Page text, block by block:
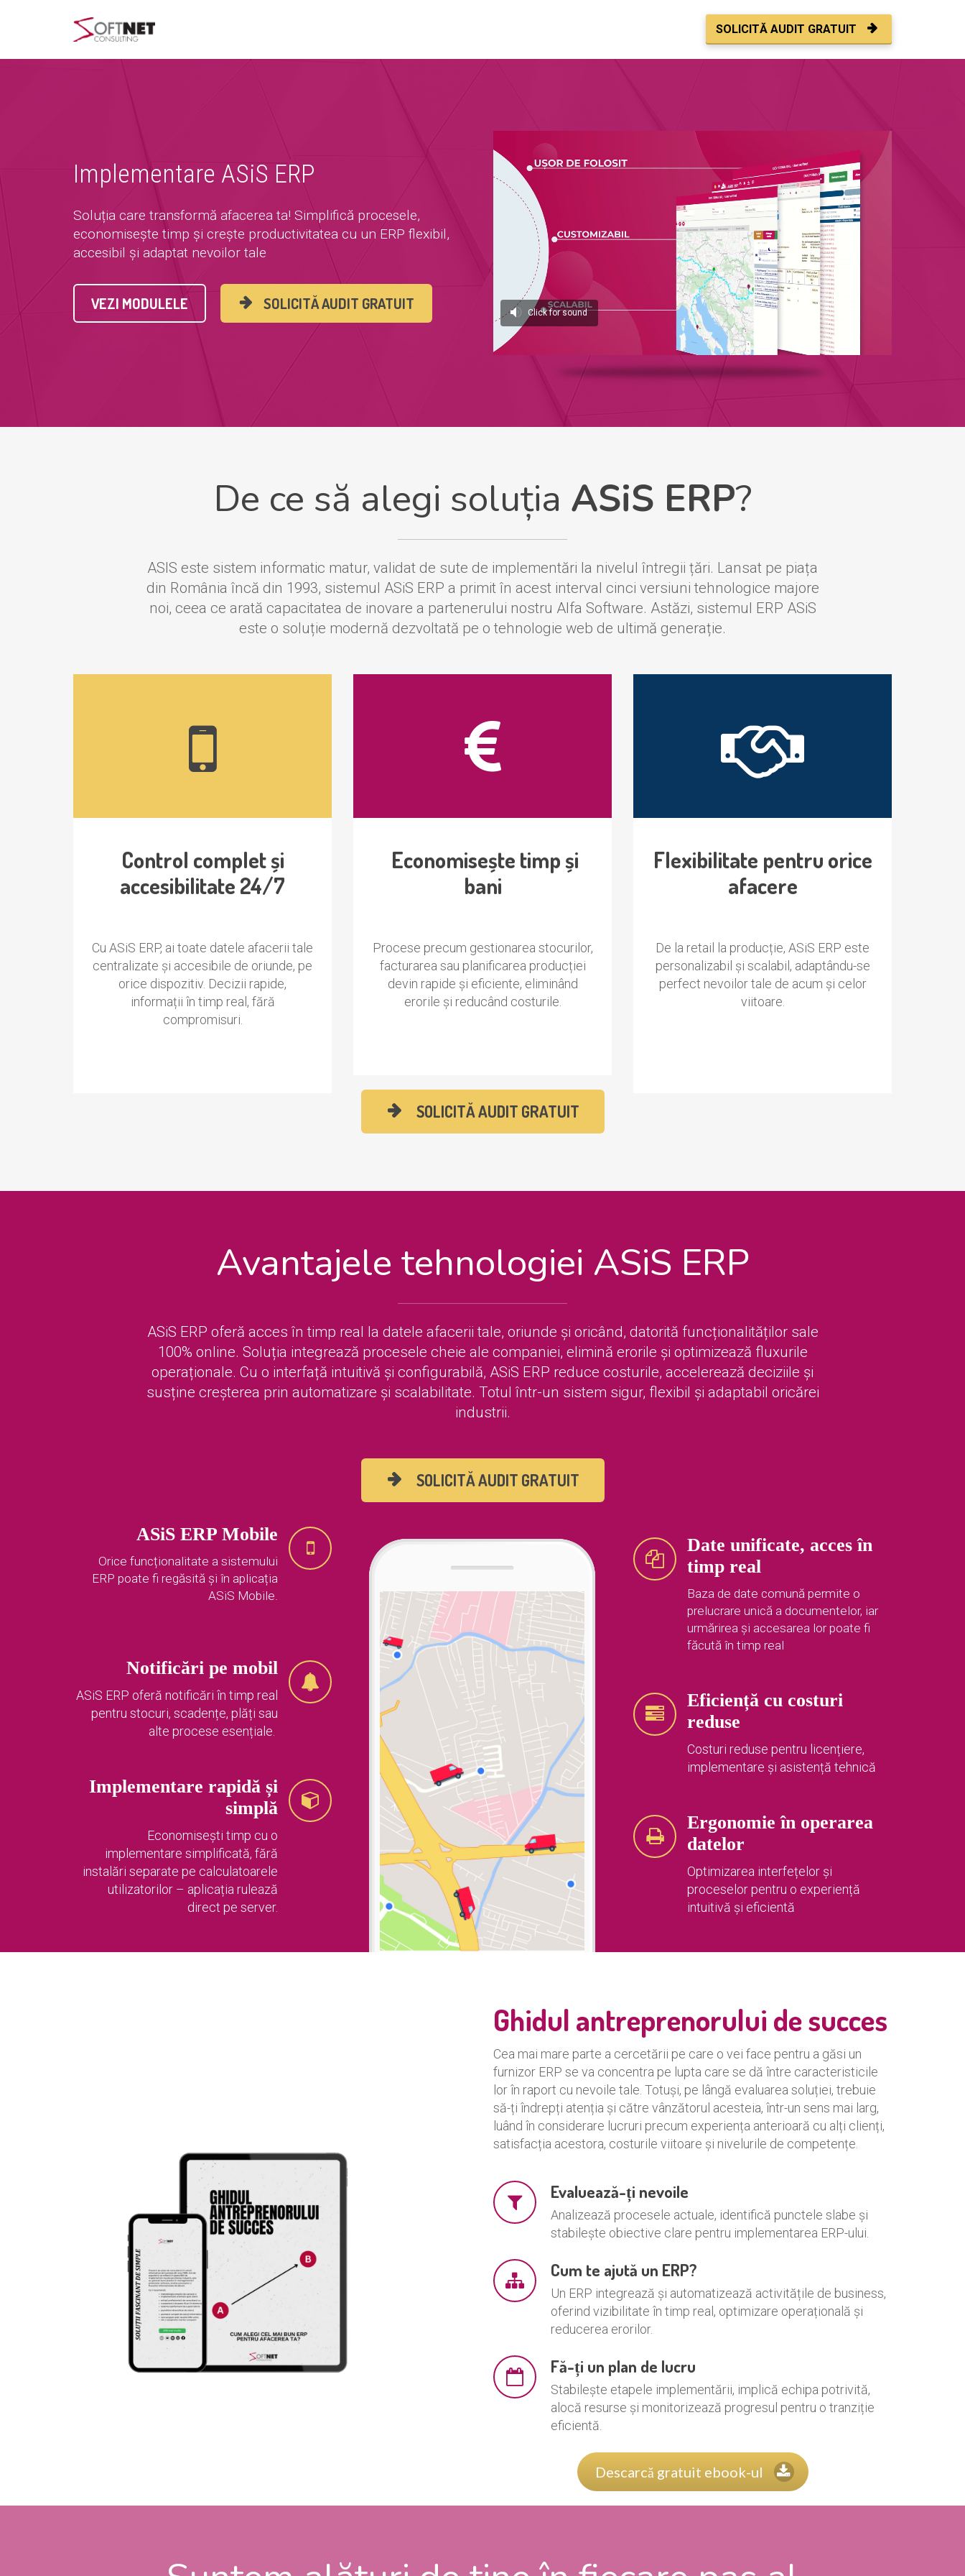
SOLICITĂ AUDIT GRATUIT
Implementare ASiS ERP
Soluția care transformă afacerea ta! Simplifică procesele,
economisește timp și crește productivitatea cu un ERP flexibil,
accesibil și adaptat nevoilor tale
VEZI MODULELE SOLICITĂ AUDIT GRATUIT
De ce să alegi soluția ASiS ERP?
ASIS este sistem informatic matur, validat de sute de implementări la nivelul întregii țări. Lansat pe piața
din România încă din 1993, sistemul ASiS ERP a primit în acest interval cinci versiuni tehnologice majore
noi, ceea ce arată capacitatea de inovare a partenerului nostru Alfa Software. Astăzi, sistemul ERP ASiS
este o soluție modernă dezvoltată pe o tehnologie web de ultimă generație.
Control complet și
accesibilitate 24/7
Cu ASiS ERP, ai toate datele afacerii tale
centralizate și accesibile de oriunde, pe
orice dispozitiv. Decizii rapide,
informații în timp real, fără
compromisuri.
Economisește timp și
bani
Procese precum gestionarea stocurilor,
facturarea sau planificarea producției
devin rapide și eficiente, eliminând
erorile și reducând costurile.
SOLICITĂ AUDIT GRATUIT
Flexibilitate pentru orice
afacere
De la retail la producție, ASiS ERP este
personalizabil și scalabil, adaptându-se
perfect nevoilor tale de acum și celor
viitoare.
Avantajele tehnologiei ASiS ERP
ASiS ERP oferă acces în timp real la datele afacerii tale, oriunde și oricând, datorită funcționalităților sale
100% online. Soluția integrează procesele cheie ale companiei, elimină erorile și optimizează fluxurile
operaționale. Cu o interfață intuitivă și configurabilă, ASiS ERP reduce costurile, accelerează deciziile și
susține creșterea prin automatizare și scalabilitate. Totul într-un sistem sigur, flexibil și adaptabil oricărei
industrii.
SOLICITĂ AUDIT GRATUIT
ASiS ERP Mobile
Orice funcționalitate a sistemului
ERP poate fi regăsită și în aplicația
ASiS Mobile.
Notificări pe mobil
ASiS ERP oferă notificări în timp real
pentru stocuri, scadențe, plăți sau
alte procese esențiale.
Implementare rapidă și
simplă
Economisești timp cu o
implementare simplificată, fără
instalări separate pe calculatoarele
utilizatorilor – aplicația rulează
direct pe server.
Date unificate, acces în
timp real
Baza de date comună permite o
prelucrare unică a documentelor, iar
urmărirea și accesarea lor poate fi
făcută în timp real
Eficiență cu costuri
reduse
Costuri reduse pentru licențiere,
implementare și asistență tehnică
Ergonomie în operarea
datelor
Optimizarea interfețelor și
proceselor pentru o experiență
intuitivă și eficientă
Ghidul antreprenorului de succes
Cea mai mare parte a cercetării pe care o vei face pentru a găsi un
furnizor ERP se va concentra pe lupta care se dă între caracteristicile
lor în raport cu nevoile tale. Totuși, pe lângă evaluarea soluției, trebuie
să-ți îndrepți atenția și către vânzătorul acesteia, într-un sens mai larg,
luând în considerare lucruri precum experiența anterioară cu alți clienți,
satisfacția acestora, costurile viitoare și nivelurile de competențe.
Evaluează-ți nevoile
Analizează procesele actuale, identifică punctele slabe și
stabilește obiective clare pentru implementarea ERP-ului.
Cum te ajută un ERP?
Un ERP integrează și automatizează activitățile de business,
oferind vizibilitate în timp real, optimizare operațională și
reducerea erorilor.
Fă-ți un plan de lucru
Stabilește etapele implementării, implică echipa potrivită,
alocă resurse și monitorizează progresul pentru o tranziție
eficientă.
Descarcă gratuit ebook-ul